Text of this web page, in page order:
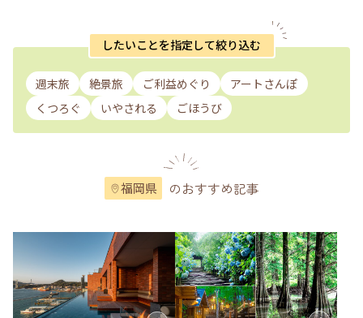
したいことを指定して絞り込む
週末旅 絶景旅 ご利益めぐり
アートさんぽ
くつろぐ
いやされる ごほうび
福岡県 のおすすめ記事